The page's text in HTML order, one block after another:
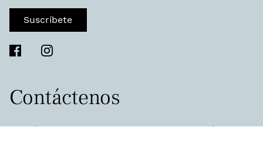
Suscríbete
Contáctenos
Permítanos ayudarlo a encontrar lo que está